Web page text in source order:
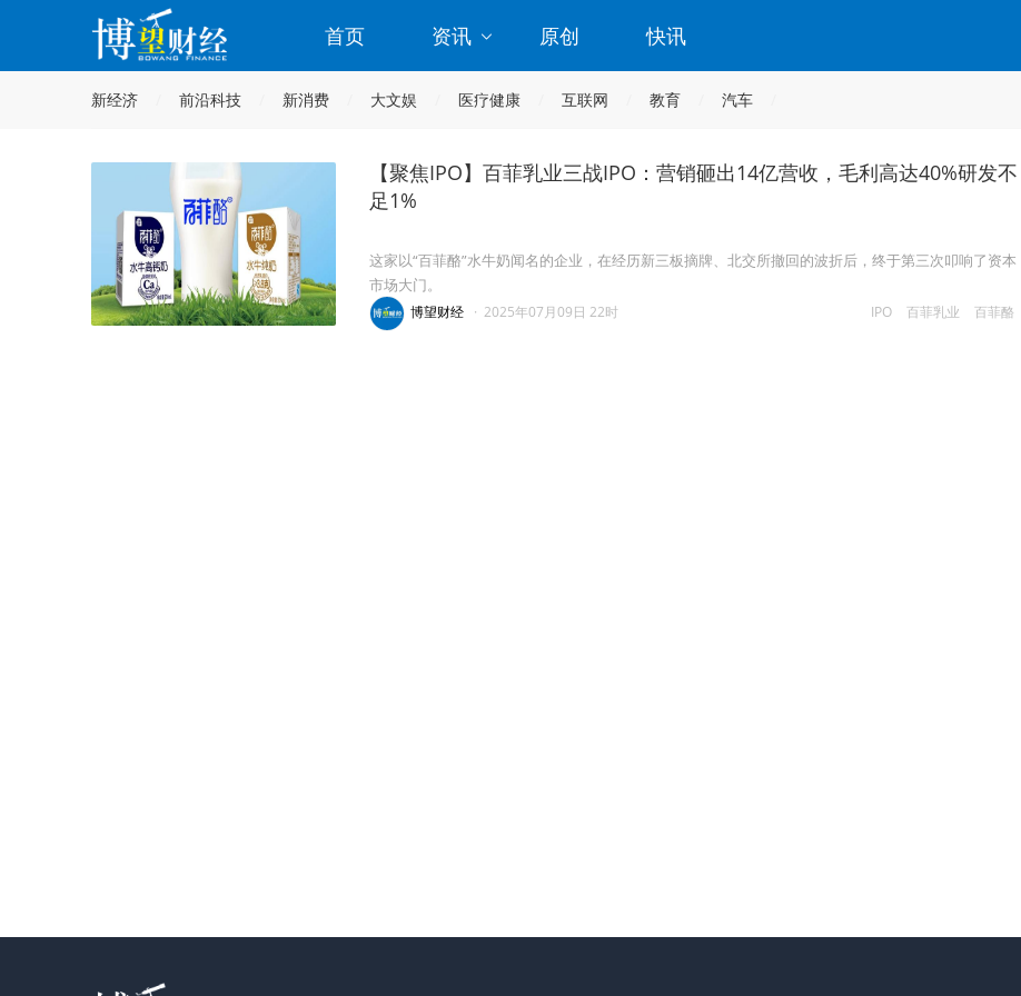
首页 资讯 原创 快讯
新经济 前沿科技 新消费 大文娱 医疗健康 互联网 教育 汽车
【聚焦IPO】百菲乳业三战IPO：营销砸出14亿营收，毛利高达40%研发不
足1%
这家以“百菲酪”水牛奶闻名的企业，在经历新三板摘牌、北交所撤回的波折后，终于第三次叩响了资本
市场大门。
IPO 百菲乳业 百菲酪
博望财经 · 2025年07月09日 22时